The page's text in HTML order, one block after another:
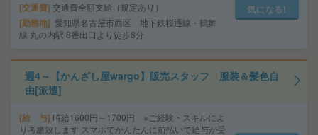
交通費 交通費全額支給（規定あり）
勤務地 愛知県名古屋市西区 地下鉄桜通線・鶴舞
線 丸の内駅 8番出口より徒歩8分
気になる!
週4～【かんざし屋wargo】販売スタッフ 服装＆髪色自
由[派遣]
給 与 時給1600円～1700円 ※ご経験・スキルによ
り考慮致します スマホでかんたんに前払いで給与が受